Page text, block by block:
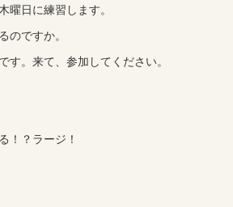
曜日に練習します。
のですか。
す。来て、参加してください。
！？ラージ！